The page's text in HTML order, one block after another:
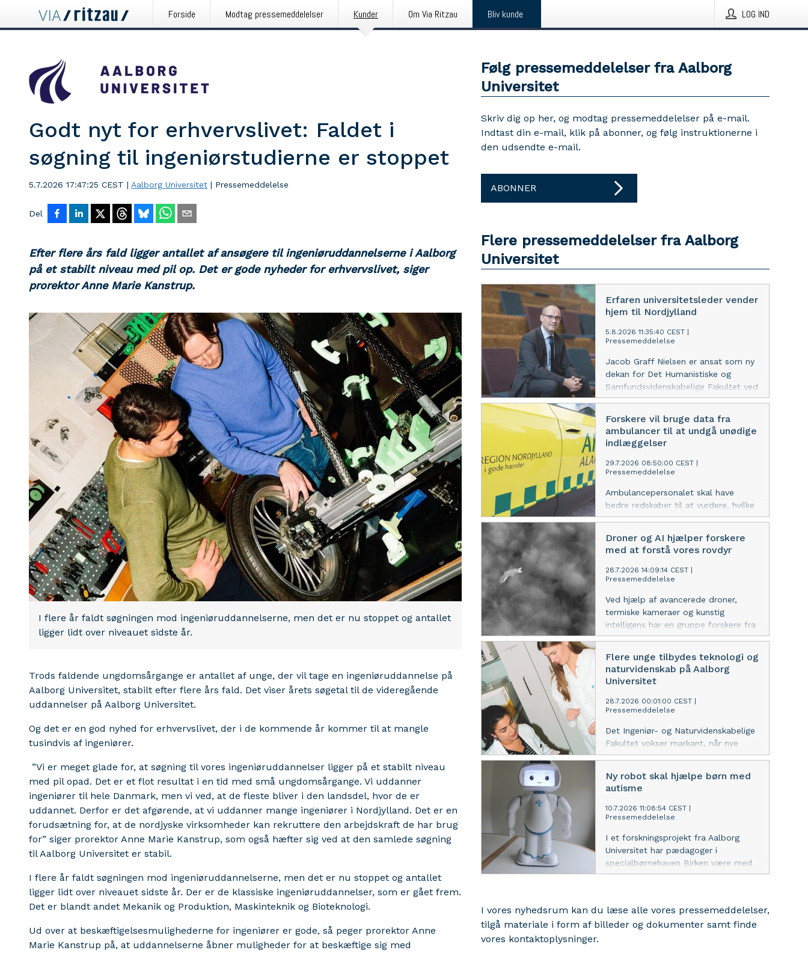
Forside Modtag pressemeddelelser Kunder Om Via Ritzau Bliv kunde LOG IND
Godt nyt for erhvervslivet: Faldet i
søgning til ingeniørstudierne er stoppet
5.7.2026 17:47:25 CEST | Aalborg Universitet | Pressemeddelelse
Del
Efter flere års fald ligger antallet af ansøgere til ingeniøruddannelserne i Aalborg
på et stabilt niveau med pil op. Det er gode nyheder for erhvervslivet, siger
prorektor Anne Marie Kanstrup.
I flere år faldt søgningen mod ingeniøruddannelserne, men det er nu stoppet og antallet
ligger lidt over niveauet sidste år.
Trods faldende ungdomsårgange er antallet af unge, der vil tage en ingeniøruddannelse på
Aalborg Universitet, stabilt efter flere års fald. Det viser årets søgetal til de videregående
uddannelser på Aalborg Universitet.
Og det er en god nyhed for erhvervslivet, der i de kommende år kommer til at mangle
tusindvis af ingeniører.
”Vi er meget glade for, at søgning til vores ingeniøruddannelser ligger på et stabilt niveau
med pil opad. Det er et flot resultat i en tid med små ungdomsårgange. Vi uddanner
ingeniører til hele Danmark, men vi ved, at de fleste bliver i den landsdel, hvor de er
uddannet. Derfor er det afgørende, at vi uddanner mange ingeniører i Nordjylland. Det er en
forudsætning for, at de nordjyske virksomheder kan rekruttere den arbejdskraft de har brug
for” siger prorektor Anne Marie Kanstrup, som også hæfter sig ved at den samlede søgning
til Aalborg Universitet er stabil.
I flere år faldt søgningen mod ingeniøruddannelserne, men det er nu stoppet og antallet
ligger lidt over niveauet sidste år. Der er de klassiske ingeniøruddannelser, som er gået frem.
Det er blandt andet Mekanik og Produktion, Maskinteknik og Bioteknologi.
Ud over at beskæftigelsesmulighederne for ingeniører er gode, så peger prorektor Anne
Marie Kanstrup på, at uddannelserne åbner muligheder for at beskæftige sig med
Følg pressemeddelelser fra Aalborg
Universitet
Skriv dig op her, og modtag pressemeddelelser på e-mail.
Indtast din e-mail, klik på abonner, og følg instruktionerne i
den udsendte e-mail.
ABONNER
Flere pressemeddelelser fra Aalborg
Universitet
Erfaren universitetsleder vender
hjem til Nordjylland
5.8.2026 11:35:40 CEST
Pressemeddelelse
Jacob Graff Nielsen er ansat som ny
dekan for Det Humanistiske og
Samfundsvidenskabelige Fakultet ved
Aalborg Universitet. Han kommer fra
Københavns Universitet.
Forskere vil bruge data fra
ambulancer til at undgå unødige
indlæggelser
29.7.2026 08:50:00 CEST
Pressemeddelelse
Ambulancepersonalet skal have
bedre redskaber til at vurdere, hvilke
patienter der er kritisk syge, og hvilke
Derfor udvikler forskere fra Aalborg
Universitet sammen med Region
Nordjylland og Treat Systems ApS et
system, der løbende vurderer
Droner og AI hjælper forskere
med at forstå vores rovdyr
28.7.2026 14:09:14 CEST
Pressemeddelelse
Ved hjælp af avancerede droner,
termiske kameraer og kunstig
intelligens har en gruppe forskere fra
Aalborg Universitet studeret vores
natten. Billederne og metoden kan
ses i den nye naturserie på Danmarks
giver ekstraordinær ny viden om
vores vilde dyreliv om natten.
Flere unge tilbydes teknologi og
naturvidenskab på Aalborg
Universitet
28.7.2026 00:01:00 CEST
Pressemeddelelse
Det Ingeniør- og Naturvidenskabelige
Fakultet vokser markant, når nye
studerende starter på Aalborg
viser en frisk opgørelse af tilbudte
studiepladser på bachelor- og
professionsbacheloruddannelser.
Ny robot skal hjælpe børn med
autisme
10.7.2026 11:08:54 CEST
Pressemeddelelse
I et forskningsprojekt fra Aalborg
Universitet har pædagoger i
specialbørnehaven Birken være med
til at udvikle en robot, der kan støtte
I vores nyhedsrum kan du læse alle vores pressemeddelelser,
tilgå materiale i form af billeder og dokumenter samt finde
vores kontaktoplysninger.